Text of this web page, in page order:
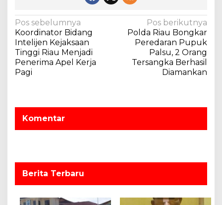
N
a
v
i
g
s
s
Pos sebelumnya
Koordinator Bidang
Intelijen Kejaksaan
Tinggi Riau Menjadi
Penerima Apel Kerja
Pagi
Pos berikutnya
Polda Riau Bongkar
Peredaran Pupuk
Palsu, 2 Orang
Tersangka Berhasil
Diamankan
Komentar
Berita Terbaru